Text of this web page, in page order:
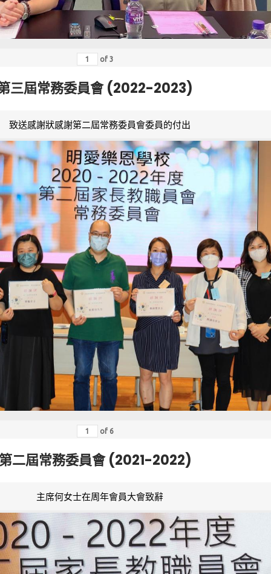
of 3
三屆常務委員會 (2022-2023)
致送感謝狀感謝第二屆常務委員會委員的付出
of 6
二屆常務委員會 (2021-2022)
主席何女士在周年會員大會致辭